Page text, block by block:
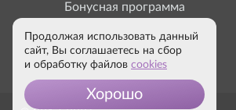
Бонусная программа
Продолжая использовать данный
сайт, Вы соглашаетесь на сбор
и обработку файлов cookies
Хорошо